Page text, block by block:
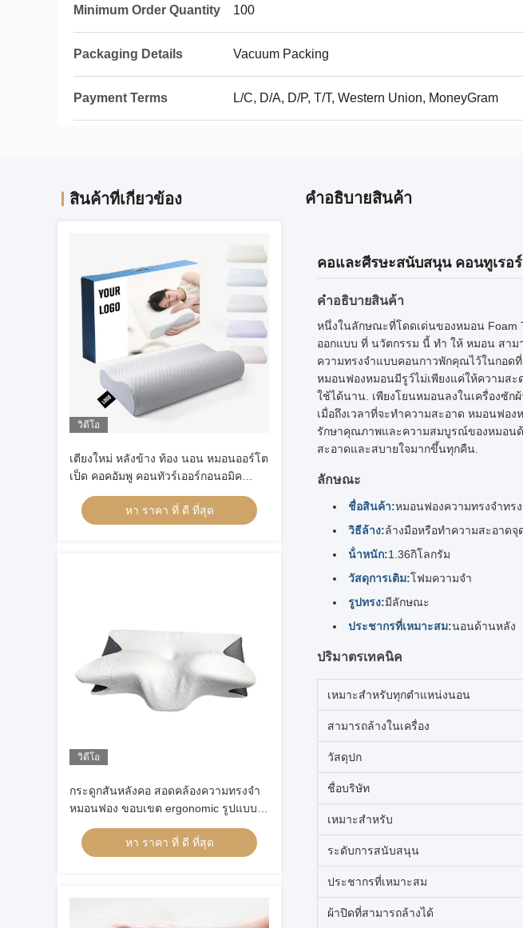
Minimum Order Quantity 100
Packaging Details Vacuum Packing
Payment Terms L/C, D/A, D/P, T/T, Western Union, MoneyGram
สินค้าที่เกี่ยวข้อง
วิดีโอ
เตียงใหม่ หลังข้าง ท้อง นอน หมอนออร์โต
เป็ด คอคอัมพู คอนทัวร์เออร์กอนอมิค
ความจํา หมอนฟอง หัวออร์โตเป็ด
หา ราคา ที่ ดี ที่สุด
วิดีโอ
กระดูกสันหลังคอ สอดคล้องความทรงจํา
หมอนฟอง ขอบเขต ergonomic รูปแบบ
กระพริก
หา ราคา ที่ ดี ที่สุด
คําอธิบายสินค้า
คอและศีรษะสนับสนุน คอนทูเรอ
คําอธิบายสินค้า
หนึ่งในลักษณะที่โดดเด่นของหมอน Foam
ออกแบบ ที่ นวัตกรรม นี้ ทํา ให้ หมอน สา
ความทรงจําแบบคอนกาวพักคุณไว้ในกอด
หมอนฟองหมอนมีรูว์ไม่เพียงแค่ให้ความส
ใช้ได้นาน. เพียงโยนหมอนลงในเครื่องซั
เมื่อถึงเวลาที่จะทําความสะอาด หมอนฟอ
รักษาคุณภาพและความสมบูรณ์ของหมอน
สะอาดและสบายใจมากขึ้นทุกคืน.
ลักษณะ
ชื่อสินค้า:หมอนฟองความทรงจําทร
วิธีล้าง:ล้างมือหรือทําความสะอาดจุ
น้ําหนัก:1.36กิโลกรัม
วัสดุการเติม:โฟมความจํา
รูปทรง:มีลักษณะ
ประชากรที่เหมาะสม:นอนด้านหลัง
ปริมาตรเทคนิค
เหมาะสําหรับทุกตําแหน่งนอน
สามารถล้างในเครื่อง
วัสดุปก
ชื่อบริษัท
เหมาะสําหรับ
ระดับการสนับสนุน
ประชากรที่เหมาะสม
ผ้าปิดที่สามารถล้างได้